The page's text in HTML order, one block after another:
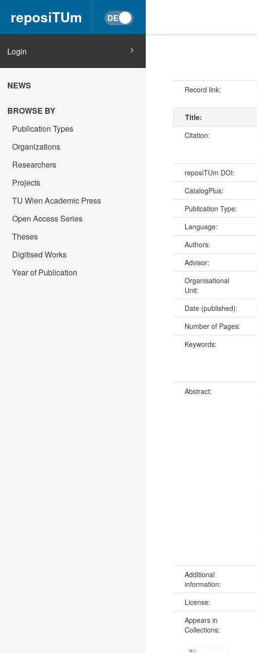
reposiTUm
Login
NEWS
BROWSE BY
Publication Types
Organizations
Researchers
Projects
TU Wien Academic Press
Open Access Series
Theses
Digitised Works
Year of Publication
Record link:
Title:
Citation:
reposiTUm DOI:
CatalogPlus:
Publication Type:
Language:
Authors:
Advisor:
Organisational
Unit:
Date (published):
Number of Pages:
Keywords:
Abstract:
Additional
information:
License:
Appears in
Collections: